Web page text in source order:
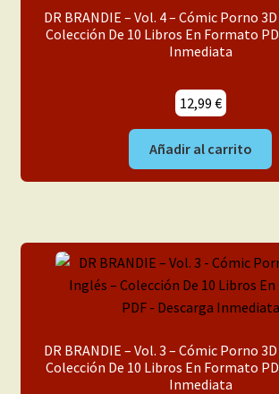
Mi cuenta
DR BRANDIE – Vol. 4 – Cómic Porno
Colección De 10 Libros En Formato
Inmediata
12,99 €
Añadir al carrito
DR BRANDIE – Vol. 3 – Cómic Porno
Colección De 10 Libros En Formato
Inmediata